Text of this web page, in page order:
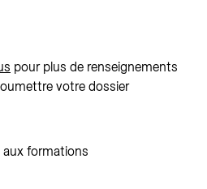
pour plus de renseignements
votre dossier
formations